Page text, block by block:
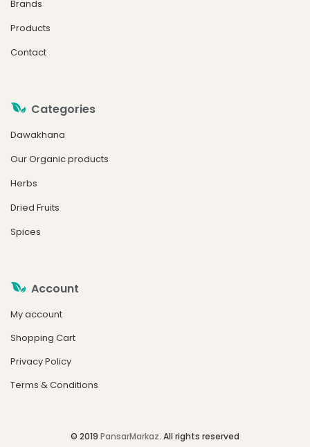
Brands
Products
Contact
Categories
Dawakhana
Our Organic products
Herbs
Dried Fruits
Spices
Account
My account
Shopping Cart
Privacy Policy
Terms & Conditions
© 2019 PansarMarkaz. All rights reserved